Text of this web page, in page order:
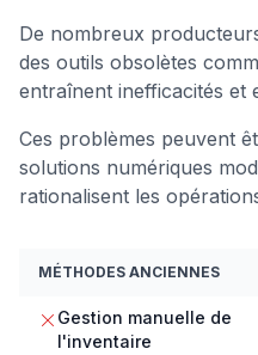
De nombreux
des outils obsolètes
entraînent inefficacités et
Ces problèmes peuvent
solutions numériques
rationalisent les
MÉTHODES ANCIENNES
Gestion manuelle de
l'inventaire